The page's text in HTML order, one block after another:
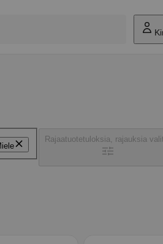
Rajaatuotetuloksia, rajauksia